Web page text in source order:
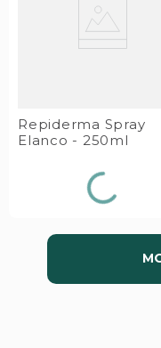
Repiderma Spray
Elanco - 250ml